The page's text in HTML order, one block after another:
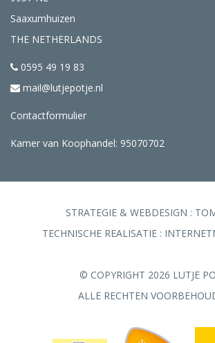
Saaxumhuizen
THE NETHERLANDS
0595 49 19 83
mail@lutjepotje.nl
Contactformulier
Kamer van Koophandel: 95070702
STRATEGIE & WEBDESIGN :
TECHNISCHE REALISATIE :
© COPYRIGHT 2026 LUTJE
ALLE RECHTEN